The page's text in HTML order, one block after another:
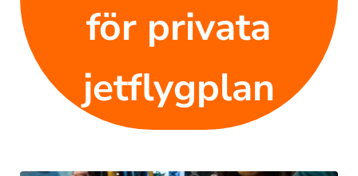
för privata
jetflygplan